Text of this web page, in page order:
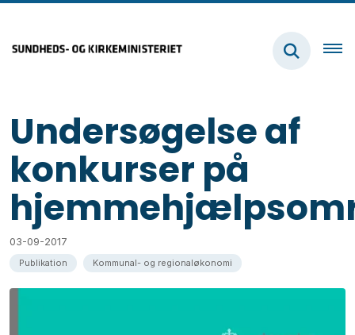
Undersøgelse af
konkurser på
03-09-2017
Publikation Kommunal- og regionaløkonomi